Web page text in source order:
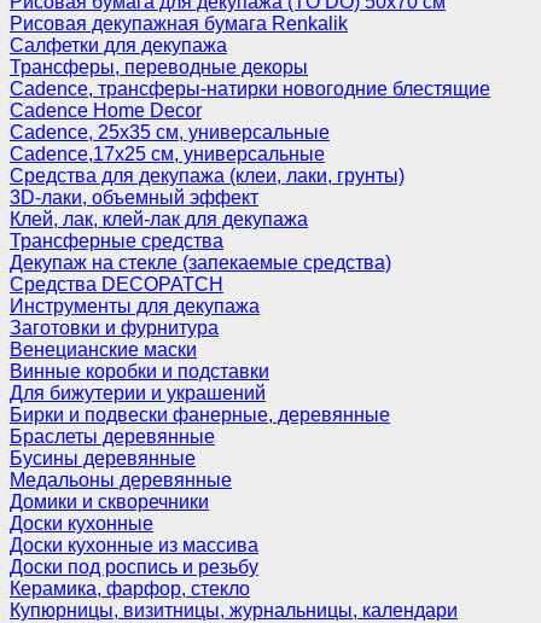
Рисовая декупажная бумага Renkalik
Салфетки для декупажа
Трансферы, переводные декоры
Cadence, трансферы-натирки новогодние блестящие
Cadence Home Decor
Cadence, 25х35 см, универсальные
Cadence,17х25 см, универсальные
Средства для декупажа (клеи, лаки, грунты)
3D-лаки, объемный эффект
Клей, лак, клей-лак для декупажа
Трансферные средства
Декупаж на стекле (запекаемые средства)
Средства DECOPATCH
Инструменты для декупажа
Заготовки и фурнитура
Венецианские маски
Винные коробки и подставки
Для бижутерии и украшений
Бирки и подвески фанерные, деревянные
Браслеты деревянные
Бусины деревянные
Медальоны деревянные
Домики и скворечники
Доски кухонные
Доски кухонные из массива
Доски под роспись и резьбу
Керамика, фарфор, стекло
Купюрницы, визитницы, журнальницы, календари